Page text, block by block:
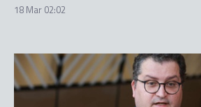
18 Mar 02:02